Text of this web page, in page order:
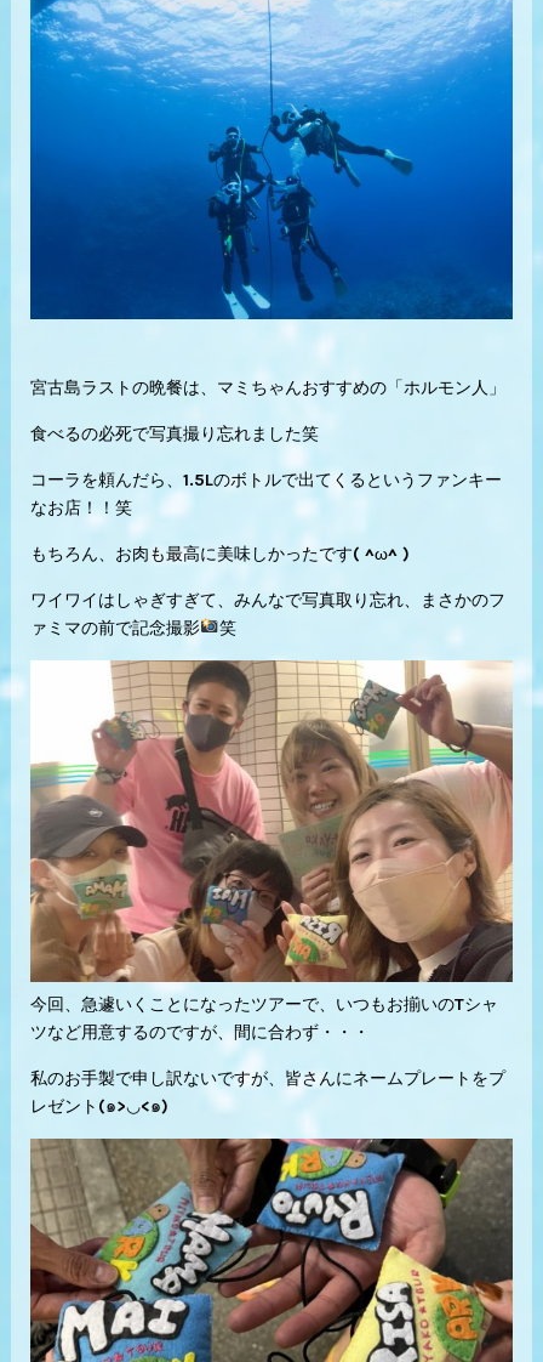
宮古島ラストの晩餐は、マミちゃんおすすめの「ホルモン人」
食べるの必死で写真撮り忘れました笑
コーラを頼んだら、1.5Lのボトルで出てくるというファンキー
なお店！！笑
もちろん、お肉も最高に美味しかったです( ^ω^ )
ワイワイはしゃぎすぎて、みんなで写真取り忘れ、まさかのフ
ァミマの前で記念撮影
笑
今回、急遽いくことになったツアーで、いつもお揃いのTシャ
ツなど用意するのですが、間に合わず・・・
私のお手製で申し訳ないですが、皆さんにネームプレートをプ
レゼント(๑>◡<๑)